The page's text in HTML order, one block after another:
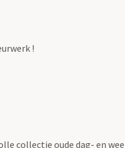
!
collectie oude dag- en